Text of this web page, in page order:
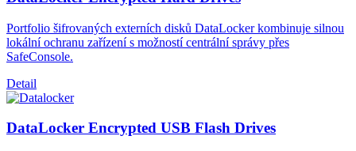
Portfolio šifrovaných externích disků DataLocker kombinuje silnou
lokální ochranu zařízení s možností centrální správy přes
SafeConsole.
Detail
DataLocker Encrypted USB Flash Drives